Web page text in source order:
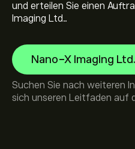
und erteilen Sie einen
Imaging Ltd..
Nano-X Imaging
Suchen Sie nach weiteren
sich unseren Leitfaden auf